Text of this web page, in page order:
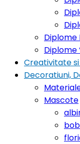
Diplome
Diplome
Creativitate
Decoratiuni,
Mascote